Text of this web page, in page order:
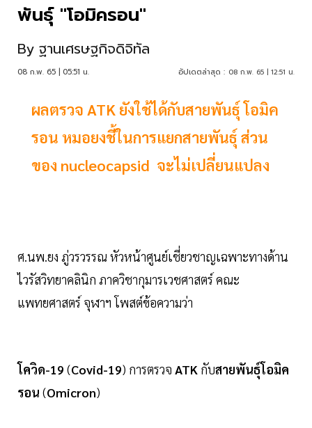
พันธุ์ "โอมิครอน"
By ฐานเศรษฐกิจดิจิทัล
08 ก.พ. 65 | 05:51 น. อัปเดตล่าสุด : 08 ก.พ. 65 | 12:51 น.
ผลตรวจ ATK ยังใช้ได้กับสายพันธุ์ โอมิค
รอน หมอยงชี้ในการแยกสายพันธุ์ ส่วน
ของ nucleocapsid จะไม่เปลี่ยนแปลง
ศ.นพ.ยง ภู่วรวรรณ หัวหน้าศูนย์เชี่ยวชาญเฉพาะทางด้าน
ไวรัสวิทยาคลินิก ภาควิชากุมารเวชศาสตร์ คณะ
แพทยศาสตร์ จุฬาฯ โพสต์ข้อความว่า
โควิด-19 (Covid-19) การตรวจ ATK กับสายพันธุ์โอมิค
รอน (Omicron)